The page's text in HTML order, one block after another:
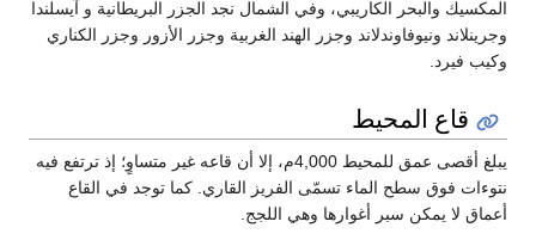
المكسيك والبحر الكاريبي، وفي الشمال نجد الجزر البريطانية و آيسلندا
وجرينلاند ونيوفاوندلاند وجزر الهند الغربية وجزر الأزور وجزر الكناري
وكيب فيرد.
قاع المحيط
يبلغ أقصى عمق للمحيط 4,000م، إلا أن قاعه غير متساوٍ؛ إذ ترتفع فيه
نتوءات فوق سطح الماء تسمّى الفريز القاري. كما توجد في القاع
أعماق لا يمكن سبر أغوارها وهي اللجج.